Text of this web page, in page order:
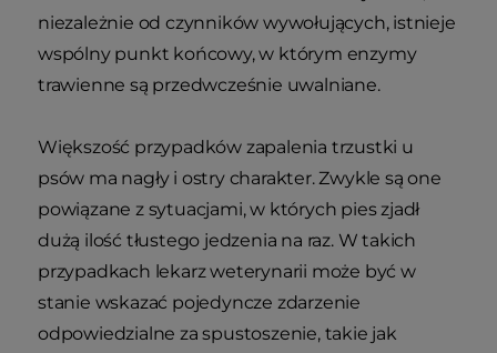
niezależnie od czynników wywołujących, istnieje
wspólny punkt końcowy, w którym enzymy
trawienne są przedwcześnie uwalniane.
Większość przypadków zapalenia trzustki u
psów ma nagły i ostry charakter. Zwykle są one
powiązane z sytuacjami, w których pies zjadł
dużą ilość tłustego jedzenia na raz. W takich
przypadkach lekarz weterynarii może być w
stanie wskazać pojedyncze zdarzenie
odpowiedzialne za spustoszenie, takie jak